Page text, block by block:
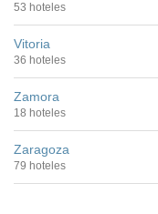
53 hoteles
Vitoria
36 hoteles
Zamora
18 hoteles
Zaragoza
79 hoteles